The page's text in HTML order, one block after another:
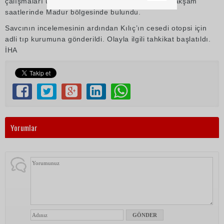
saatlerinde Madur bölgesinde bulundu.
Savcının incelemesinin ardından Kılıç’ın cesedi otopsi için
adli tıp kurumuna gönderildi. Olayla ilgili tahkikat başlatıldı.
İHA
Yorumlar